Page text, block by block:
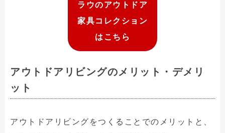
ラウのアウトドア
家具コレクション
はこちら
アウトドアリビングのメリット・デメリ
ット
アウトドアリビングをつくることでのメリットと、